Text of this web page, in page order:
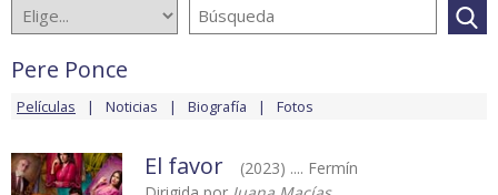
Pere Ponce
Películas Noticias Biografía Fotos
El favor
(2023) .... Fermín